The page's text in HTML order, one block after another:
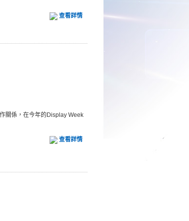
查看詳情
關係，在今年的Display Week
查看詳情